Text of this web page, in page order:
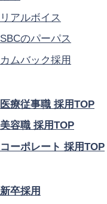
リアルボイス
SBCのパーパス
カムバック採用
医療従事職 採用TOP
美容職 採用TOP
コーポレート 採用TOP
新卒採用